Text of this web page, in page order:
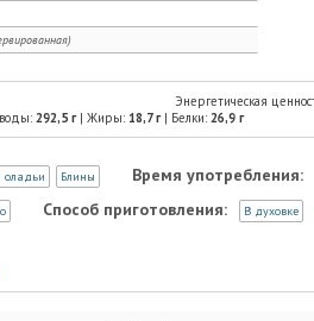
Энергетическая
292,5 г| Жиры: 18,7г| Белки: 26,9 г
оладьи Блины
Время употребления:
Способ приготовления: В духовке